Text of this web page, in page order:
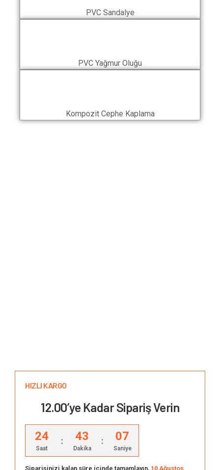
PVC Sandalye
PVC Yağmur Oluğu
Kompozit Cephe Kaplama
HIZLI KARGO
12.00’ye Kadar Sipariş Verin
24
Saat
: 43
Dakika
: 06
Saniye
Siparişinizi kalan süre içinde tamamlayın, 10 Ağustos